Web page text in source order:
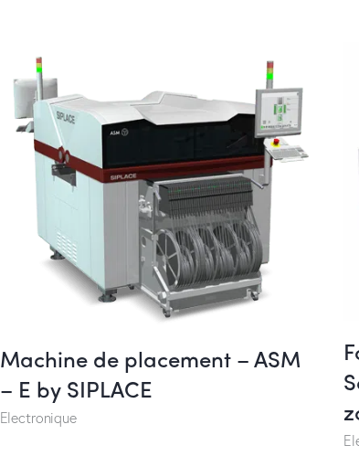
Machine de placement – ASM
– E by SIPLACE
Electronique